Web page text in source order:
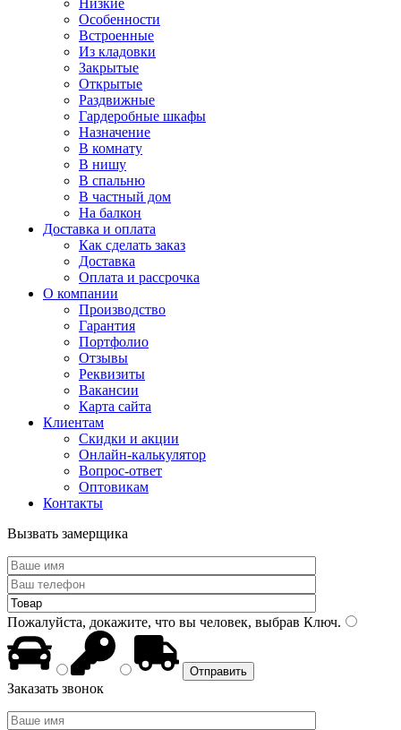
Низкие
Особенности
Встроенные
Из кладовки
Закрытые
Открытые
Раздвижные
Гардеробные шкафы
Назначение
В комнату
В нишу
В спальню
В частный дом
На балкон
Доставка и оплата
Как сделать заказ
Доставка
Оплата и рассрочка
О компании
Производство
Гарантия
Портфолио
Отзывы
Реквизиты
Вакансии
Карта сайта
Клиентам
Скидки и акции
Онлайн-калькулятор
Вопрос-ответ
Оптовикам
Контакты
Вызвать замерщика
Пожалуйста, докажите, что вы человек, выбрав Ключ.
Заказать звонок